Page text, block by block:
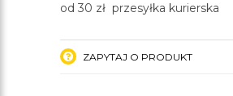
od 30 zł przesyłka kurierska
ZAPYTAJ O PRODUKT